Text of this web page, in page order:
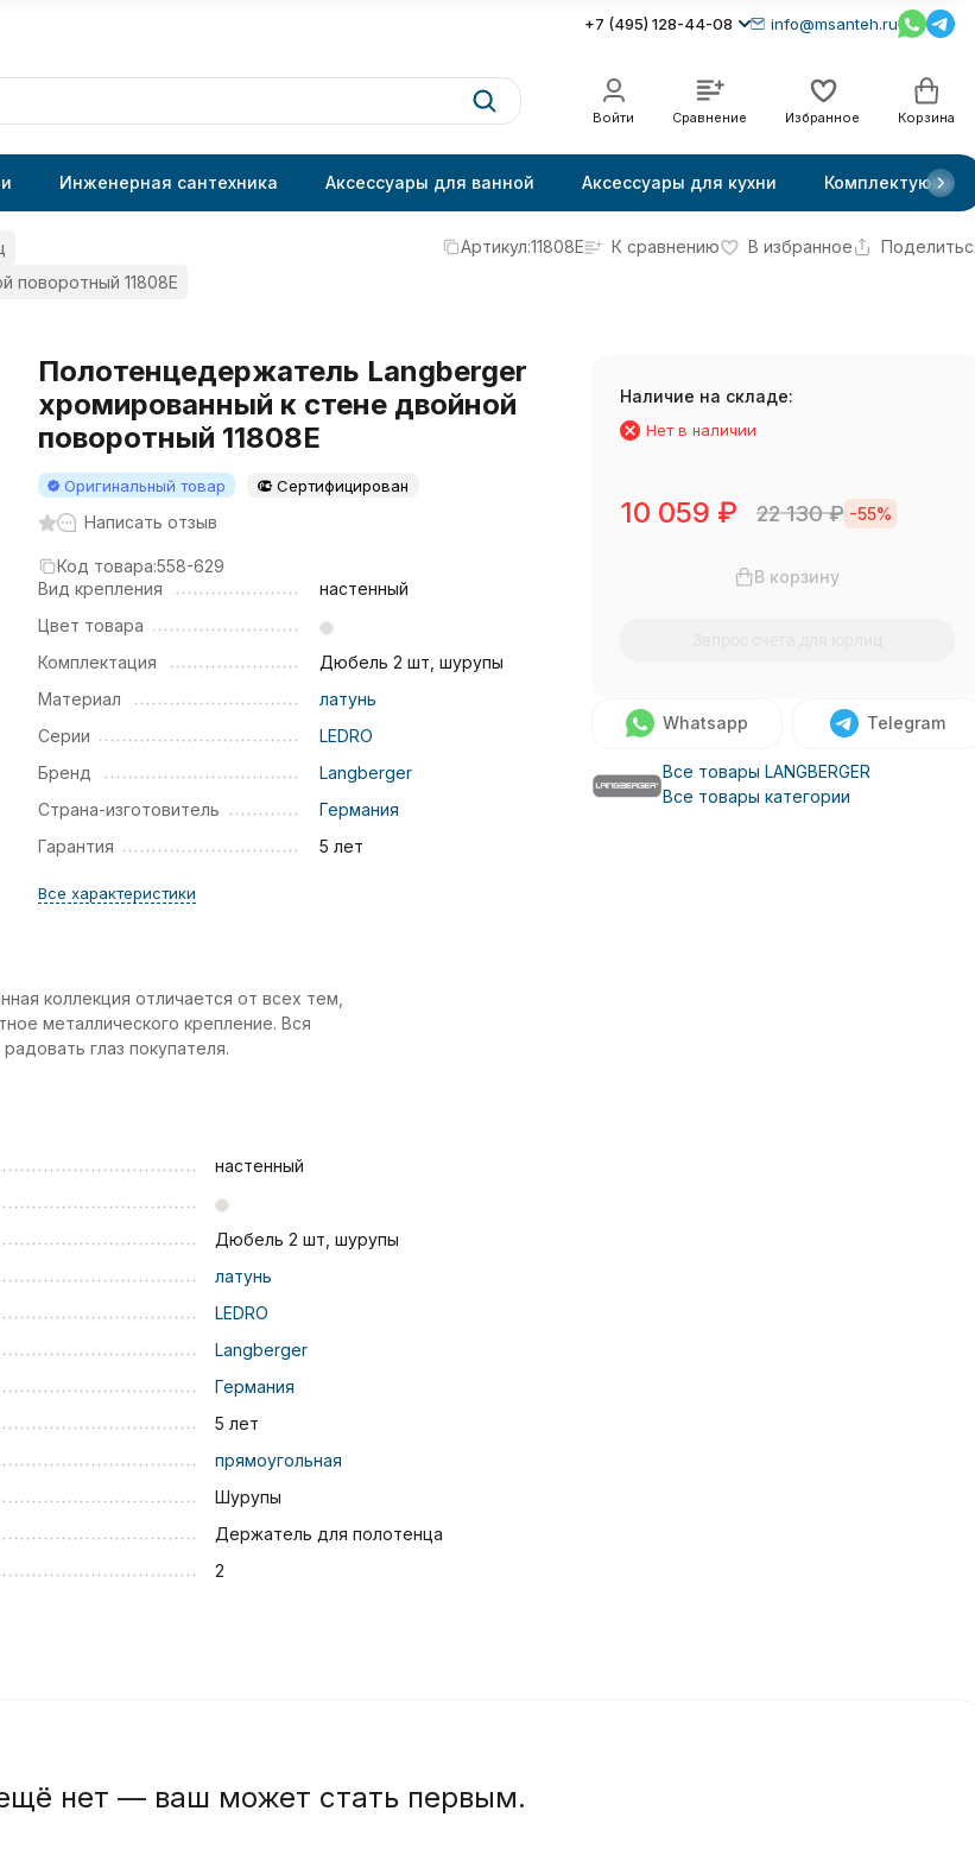
+7 (495) 128-44-08 info@msanteh.ru
Войти Сравнение Избранное Корзина
Инженерная сантехника Аксессуары для ванной Аксессуары для кухни Комплектующие
поворотный 11808E
Артикул:11808E К сравнению В избранное
Полотенцедержатель Langberger
хромированный к стене двойной
поворотный 11808E
Оригинальный товар Сертифицирован
Написать отзыв
Код товара:558-629
Вид крепления
настенный
Цвет товара
Комплектация
Дюбель 2 шт, шурупы
Материал
латунь
Серии
LEDRO
Бренд
Langberger
Страна-изготовитель
Германия
Гарантия
5 лет
Все характеристики
Наличие на складе:
Нет в наличии
10 059 ₽ 22 130₽ -55%
В корзину
Whatsapp Telegram
Все товары LANGBERGER
Все товары категории
коллекция отличается от всех тем,
металлического крепление. Вся
глаз покупателя.
настенный
Дюбель 2 шт, шурупы
латунь
LEDRO
Langberger
Германия
5 лет
прямоугольная
Шурупы
Держатель для полотенца
2
нет — ваш может стать первым.